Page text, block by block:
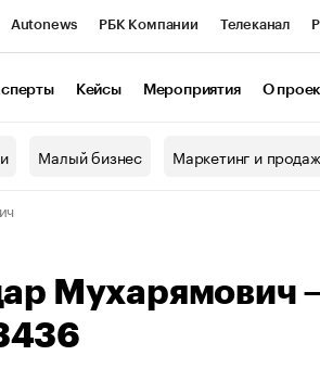
Autonews РБК Компании Телеканал
Кейсы Мероприятия О
Малый бизнес Маркетинг и